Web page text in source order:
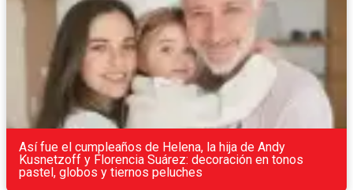
Así fue el cumpleaños de Helena, la hija de Andy
Kusnetzoff y Florencia Suárez: decoración en tonos
pastel, globos y tiernos peluches